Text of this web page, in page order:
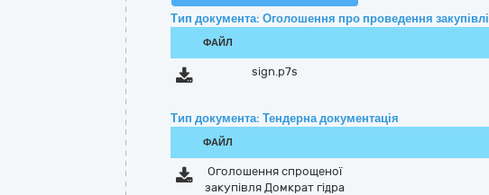
Тип документа: Оголошення про проведення закупівлі
ФАЙЛ
sign.p7s
Тип документа: Тендерна документація
ФАЙЛ
Оголошення спрощеної
закупівля Домкрат гідра